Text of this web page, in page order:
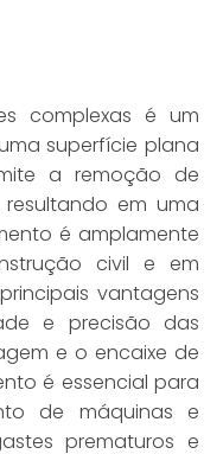
complexas é um
superfície plana
a remoção de
resultando em uma
é amplamente
civil e em
vantagens
e precisão das
e o encaixe de
é essencial para
de máquinas e
prematuros e